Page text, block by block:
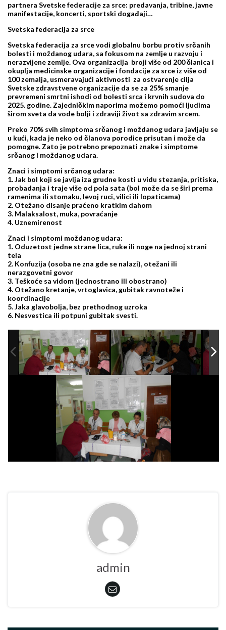
partnera Svetske federacije za srce: predavanja, tribine, javne
manifestacije, koncerti, sportski događaji…
Svetska federacija za srce
Svetska federacija za srce vodi globalnu borbu protiv srčanih
bolesti i moždanog udara, sa fokusom na zemlje u razvoju i
nerazvijene zemlje. Ova organizacija broji više od 200 članica i
okuplja medicinske organizacije i fondacije za srce iz više od
100 zemalja, usmeravajući aktivnosti za ostvarenje cilja
Svetske zdravstvene organizacije da se za 25% smanje
prevremeni smrtni ishodi od bolesti srca i krvnih sudova do
2025. godine. Zajedničkim naporima možemo pomoći ljudima
širom sveta da vode bolji i zdraviji život sa zdravim srcem.
Preko 70% svih simptoma srčanog i moždanog udara javljaju se
u kući, kada je neko od članova porodice prisutan i može da
pomogne. Zato je potrebno prepoznati znake i simptome
srčanog i moždanog udara.
Znaci i simptomi srčanog udara:
1. Jak bol koji se javlja iza grudne kosti u vidu stezanja, pritiska,
probadanja i traje više od pola sata (bol može da se širi prema
ramenima ili stomaku, levoj ruci, vilici ili lopaticama)
2. Otežano disanje praćeno kratkim dahom
3. Malaksalost, muka, povraćanje
4. Uznemirenost
Znaci i simptomi moždanog udara:
1. Oduzetost jedne strane lica, ruke ili noge na jednoj strani
tela
2. Konfuzija (osoba ne zna gde se nalazi), otežani ili
nerazgovetni govor
3. Teškoće sa vidom (jednostrano ili obostrano)
4. Otežano kretanje, vrtoglavica, gubitak ravnoteže i
koordinacije
5. Jaka glavobolja, bez prethodnog uzroka
6. Nesvestica ili potpuni gubitak svesti.
admin